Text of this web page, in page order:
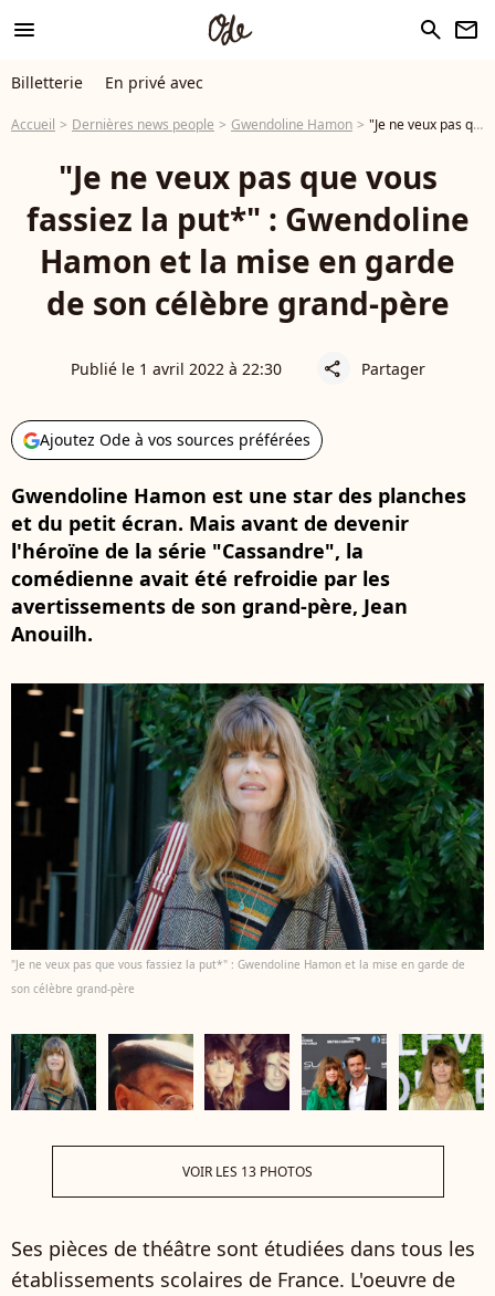
menu search newsletter
Billetterie En privé avec
Accueil Dernières news people Gwendoline Hamon "Je ne veux pas que vous fassiez la put*" : Gwendoline Hamon et la mise en garde de son célèbre grand-père
"Je ne veux pas que vous
fassiez la put*" : Gwendoline
Hamon et la mise en garde
de son célèbre grand-père
Publié le 1 avril 2022 à 22:30 share Partager
Ajoutez Ode à vos sources préférées
Gwendoline Hamon est une star des planches
et du petit écran. Mais avant de devenir
l'héroïne de la série "Cassandre", la
comédienne avait été refroidie par les
avertissements de son grand-père, Jean
Anouilh.
"Je ne veux pas que vous fassiez la put*" : Gwendoline Hamon et la mise en garde de
son célèbre grand-père
VOIR LES 13 PHOTOS
Ses pièces de théâtre sont étudiées dans tous les
établissements scolaires de France. L'oeuvre de